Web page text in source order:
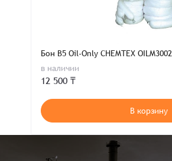
Бон B5 Oil-Only CHEMTEX OILM3002
в наличии
12 500 ₸
В корзину